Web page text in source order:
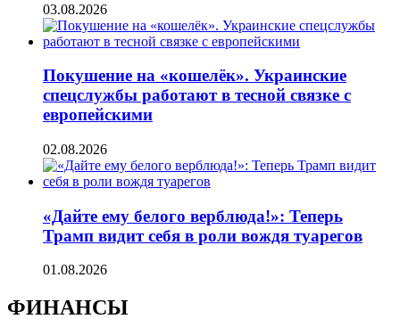
03.08.2026
Покушение на «кошелёк». Украинские
спецслужбы работают в тесной связке с
европейскими
02.08.2026
«Дайте ему белого верблюда!»: Теперь
Трамп видит себя в роли вождя туарегов
01.08.2026
ФИНАНСЫ